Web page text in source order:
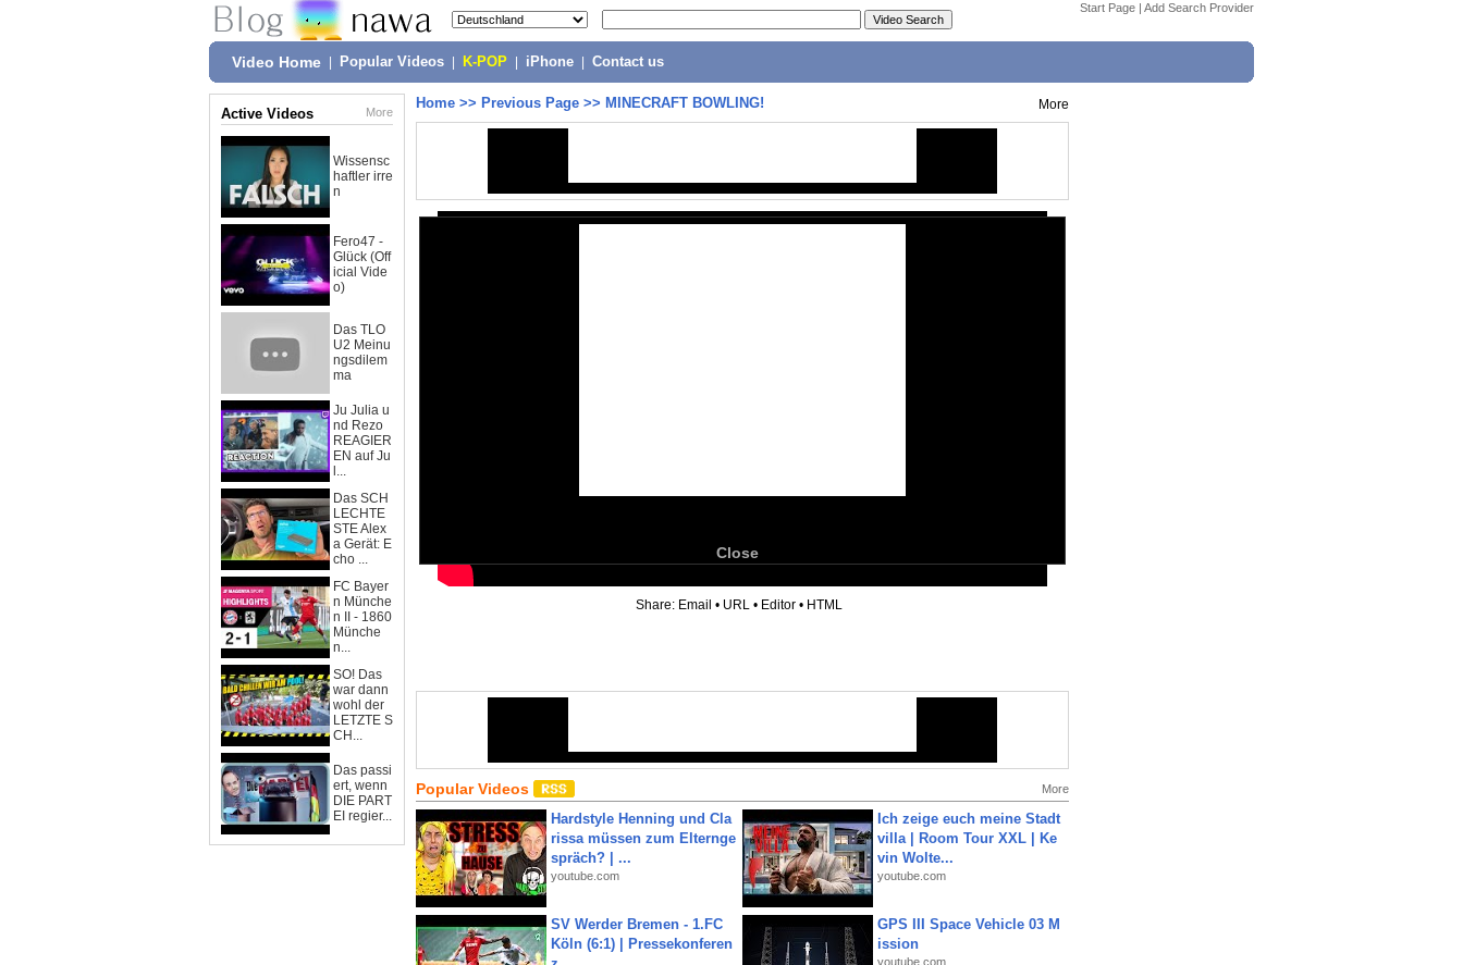
Start Page | Add Search Provider
Video Home Popular Videos K-POP iPhone Contact us
Active Videos More
Wissensc
haftler irre
n
Fero47 -
Glück (Off
icial Vide
o)
Das TLO
U2 Meinu
ngsdilem
ma
Ju Julia u
nd Rezo
REAGIER
EN auf Ju
l...
Das SCH
LECHTE
STE Alex
a Gerät: E
cho ...
FC Bayer
n Münche
n II - 1860
Münche
n...
SO! Das
war dann
wohl der
LETZTE S
CH...
Das passi
ert, wenn
DIE PART
EI regier...
Home >> Previous Page >> MINECRAFT BOWLING! More
Close
Share: Email • URL • Editor • HTML
Popular Videos More
Hardstyle Henning und Cla
rissa müssen zum Elternge
spräch? | ...
youtube.com
Ich zeige euch meine Stadt
villa | Room Tour XXL | Ke
vin Wolte...
youtube.com
SV Werder Bremen - 1.FC
Köln (6:1) | Pressekonferen
GPS III Space Vehicle 03 M
ission
youtube.com